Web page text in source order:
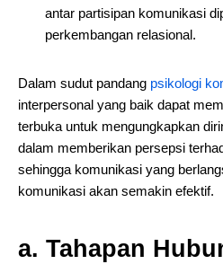
antar partisipan komunikasi
perkembangan relasional.
Dalam sudut pandang psikologi
interpersonal yang baik dapat
terbuka untuk mengungkapkan
dalam memberikan persepsi
sehingga komunikasi yang
komunikasi akan semakin efektif.
a. Tahapan